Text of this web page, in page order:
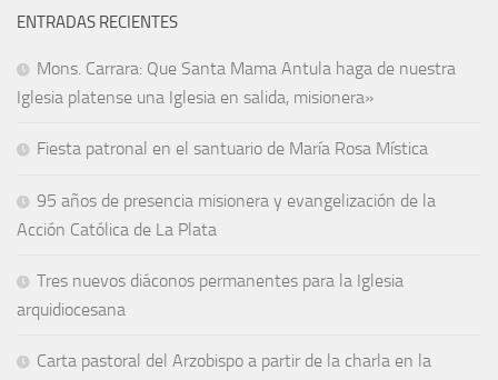
ENTRADAS RECIENTES
Mons. Carrara: Que Santa Mama Antula haga de nuestra
Iglesia platense una Iglesia en salida, misionera»
Fiesta patronal en el santuario de María Rosa Mística
95 años de presencia misionera y evangelización de la
Acción Católica de La Plata
Tres nuevos diáconos permanentes para la Iglesia
arquidiocesana
Carta pastoral del Arzobispo a partir de la charla en la